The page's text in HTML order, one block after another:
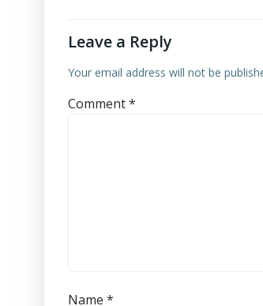
Leave a Reply
Your email address will not be
Comment*
Name *